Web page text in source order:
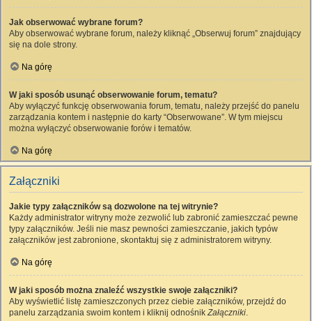
Jak obserwować wybrane forum?
Aby obserwować wybrane forum, należy kliknąć „Obserwuj forum” znajdujący
się na dole strony.
Na górę
W jaki sposób usunąć obserwowanie forum, tematu?
Aby wyłączyć funkcję obserwowania forum, tematu, należy przejść do panelu
zarządzania kontem i następnie do karty “Obserwowane”. W tym miejscu
można wyłączyć obserwowanie forów i tematów.
Na górę
Załączniki
Jakie typy załączników są dozwolone na tej witrynie?
Każdy administrator witryny może zezwolić lub zabronić zamieszczać pewne
typy załączników. Jeśli nie masz pewności zamieszczanie, jakich typów
załączników jest zabronione, skontaktuj się z administratorem witryny.
Na górę
W jaki sposób można znaleźć wszystkie swoje załączniki?
Aby wyświetlić listę zamieszczonych przez ciebie załączników, przejdź do
panelu zarządzania swoim kontem i kliknij odnośnikZałączniki.